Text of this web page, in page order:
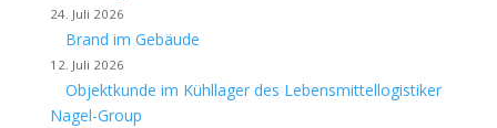
24. Juli 2026
Brand im Gebäude
12. Juli 2026
Objektkunde im Kühllager des Lebensmittellogistiker
Nagel-Group